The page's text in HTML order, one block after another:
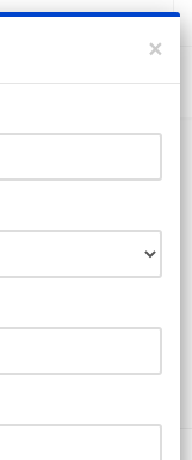
MIJN ACCOUNT
×